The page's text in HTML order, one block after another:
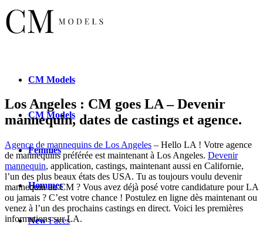
CM Models
CM Models
Femmes
Hommes
NewFaces
Los Angeles : CM goes LA – Devenir
mannequin, dates de castings et agence.
Agence de mannequins de Los Angeles – Hello LA ! Votre agence
de mannequins préférée est maintenant à Los Angeles. Devenir
mannequin, application, castings, maintenant aussi en Californie,
l’un des plus beaux états des USA. Tu as toujours voulu devenir
mannequin au CM ? Vous avez déjà posé votre candidature pour LA
ou jamais ? C’est votre chance ! Postulez en ligne dès maintenant ou
venez à l’un des prochains castings en direct. Voici les premières
informations sur LA.